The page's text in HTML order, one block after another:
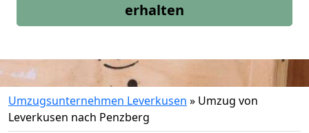
erhalten
Umzugsunternehmen Leverkusen » Umzug von
Leverkusen nach Penzberg